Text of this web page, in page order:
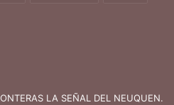
LA SEÑAL DEL NEUQUEN.